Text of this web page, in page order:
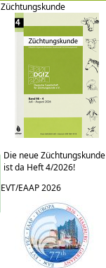
Züchtungskunde
Die neue Züchtungskunde
ist da Heft 4/2026!
EVT/EAAP 2026